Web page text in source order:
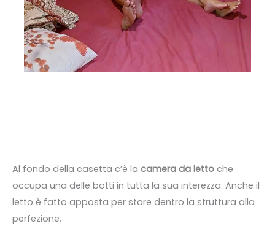
Al fondo della casetta c’è la camera da letto che
occupa una delle botti in tutta la sua interezza. Anche il
letto è fatto apposta per stare dentro la struttura alla
perfezione.